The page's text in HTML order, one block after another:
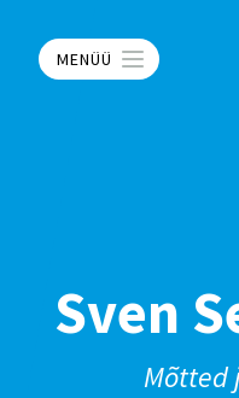
MENÜÜ
Sven
Mõtted